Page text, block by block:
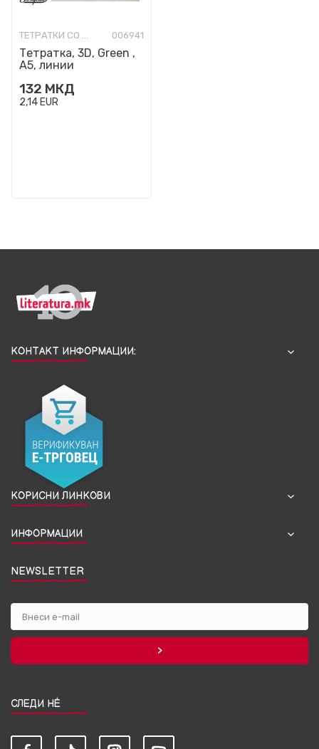
ТЕТРАТКИ СО ТВРДИ КОРИЦИ 006941
Тетратка, 3D, Green ,
A5, линии
132 МКД
2,14 EUR
КОНТАКТ ИНФОРМАЦИИ:
КОРИСНИ ЛИНКОВИ
ИНФОРМАЦИИ
NEWSLETTER
СЛЕДИ НЀ